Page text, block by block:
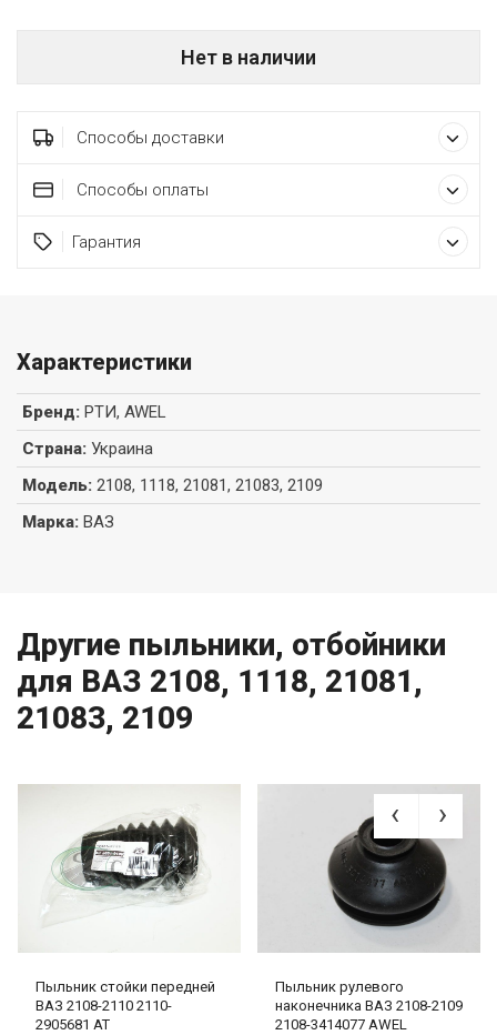
Нет в наличии
Способы доставки
Способы оплаты
Гарантия
Характеристики
Бренд: РТИ, AWEL
Страна: Украина
Модель: 2108, 1118, 21081, 21083, 2109
Марка: ВАЗ
Другие пыльники, отбойники
для ВАЗ 2108, 1118, 21081,
21083, 2109
Пыльник стойки передней
ВАЗ 2108-2110 2110-
2905681 AT
Пыльник рулевого
наконечника ВАЗ 2108-2109
2108-3414077 AWEL